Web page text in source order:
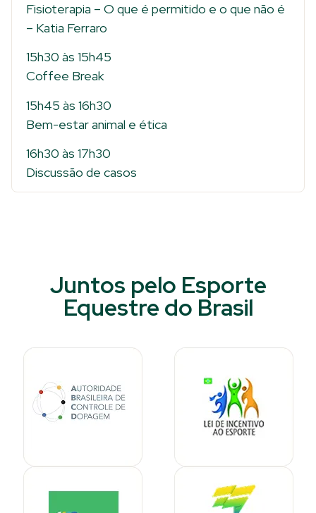
Fisioterapia – O que é permitido e o que não é
– Katia Ferraro
15h30 às 15h45
Coffee Break
15h45 às 16h30
Bem-estar animal e ética
16h30 às 17h30
Discussão de casos
Juntos pelo Esporte
Equestre do Brasil